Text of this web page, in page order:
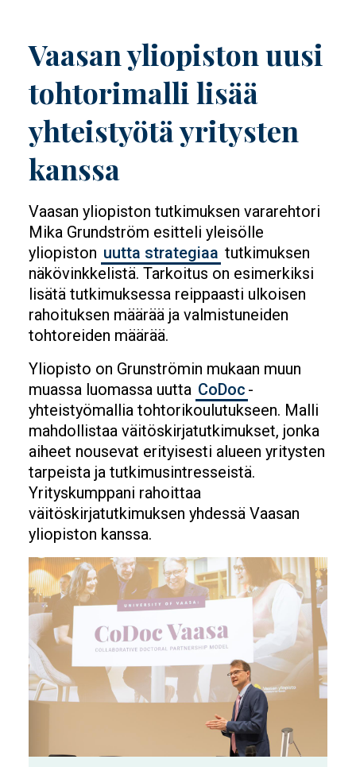
Vaasan yliopiston uusi
tohtorimalli lisää
yhteistyötä yritysten
kanssa
Vaasan yliopiston tutkimuksen vararehtori
Mika Grundström esitteli yleisölle
yliopiston uutta strategiaa tutkimuksen
näkövinkkelistä. Tarkoitus on esimerkiksi
lisätä tutkimuksessa reippaasti ulkoisen
rahoituksen määrää ja valmistuneiden
tohtoreiden määrää.
Yliopisto on Grunströmin mukaan muun
muassa luomassa uutta CoDoc -
yhteistyömallia tohtorikoulutukseen. Malli
mahdollistaa väitöskirjatutkimukset, jonka
aiheet nousevat erityisesti alueen yritysten
tarpeista ja tutkimusintresseistä.
Yrityskumppani rahoittaa
väitöskirjatutkimuksen yhdessä Vaasan
yliopiston kanssa.
Image